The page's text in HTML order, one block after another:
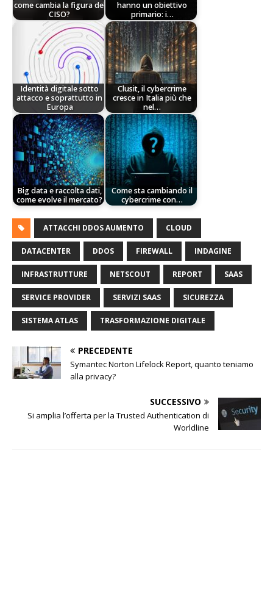
come cambia la figura del
CISO?
hanno un obiettivo
primario: i…
Identità digitale sotto
attacco e soprattutto in
Europa
Clusit, il cybercrime
cresce in Italia più che
nel…
Big data e raccolta dati,
come evolve il mercato?
Come sta cambiando il
cybercrime con…
ATTACCHI DDOS AUMENTO CLOUD
DATACENTER DDOS FIREWALL INDAGINE
INFRASTRUTTURE NETSCOUT REPORT SAAS
SERVICE PROVIDER SERVIZI SAAS SICUREZZA
SISTEMA ATLAS TRASFORMAZIONE DIGITALE
PRECEDENTE
Symantec Norton Lifelock Report, quanto teniamo
alla privacy?
SUCCESSIVO
Si amplia l’offerta per la Trusted Authentication di
Worldline